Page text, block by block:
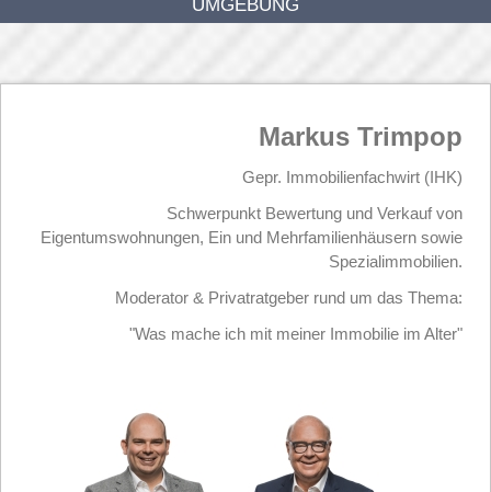
UMGEBUNG
Markus Trimpop
Gepr. Immobilienfachwirt (IHK)
Schwerpunkt Bewertung und Verkauf von
Eigentumswohnungen, Ein und Mehrfamilienhäusern sowie
Spezialimmobilien.
Moderator & Privatratgeber rund um das Thema:
"Was mache ich mit meiner Immobilie im Alter"